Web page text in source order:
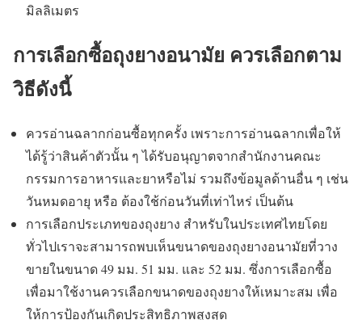
มิลลิเมตร
การเลือกซื้อถุงยางอนามัย ควรเลือกตาม
วิธีดังนี้
ควรอ่านฉลากก่อนซื้อทุกครั้ง เพราะการอ่านฉลากเพื่อให้
ได้รู้ว่าสินค้าตัวนั้น ๆ ได้รับอนุญาตจากสำนักงานคณะ
กรรมการอาหารและยาหรือไม่ รวมถึงข้อมูลด้านอื่น ๆ เช่น
วันหมดอายุ หรือ ต้องใช้ก่อนวันที่เท่าไหร่ เป็นต้น
การเลือกประเภทของถุงยาง สำหรับในประเทศไทยโดย
ทั่วไปเราจะสามารถพบเห็นขนาดของถุงยางอนามัยที่วาง
ขายในขนาด 49 มม. 51 มม. และ 52 มม. ซึ่งการเลือกซื้อ
เพื่อมาใช้งานควรเลือกขนาดของถุงยางให้เหมาะสม เพื่อ
ให้การป้องกันเกิดประสิทธิภาพสูงสุด